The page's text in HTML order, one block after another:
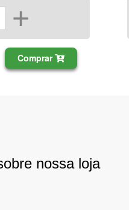
+
Comprar
nossa loja